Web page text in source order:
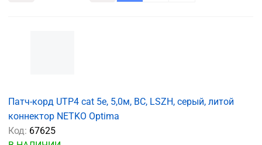
Патч-корд UTP4 cat 5е, 5,0м, BC, LSZH, серый, литой
коннектор NETKO Optima
Код: 67625